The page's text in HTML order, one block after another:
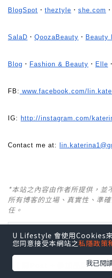
BlogSpot ． theztyle ． she.com ．
SalaD ． QoozaBeauty ． Beauty
Blog ． Fashion & Beauty ． Elle ．
FB: www.facebook.com/
IG: http://instagram.com/
Contact me at:
*本站之內容由作者所提供，並
所有博客的立場、真實性、準
任。
【 U Creator 招募 】
出Post賺現金獎賞 l登記《
【 睇Post + 參加品牌活動
U Lifestyle 會使用Cookies
您同意接受本網站之私隱政策
我已閱